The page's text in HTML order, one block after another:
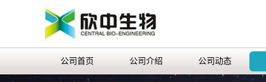
公司首页 公司介绍 公司动态